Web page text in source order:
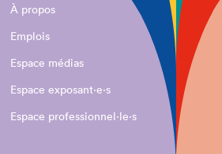
À propos
Emplois
Espace médias
Espace exposant·e⋅s
Espace professionnel·le⋅s